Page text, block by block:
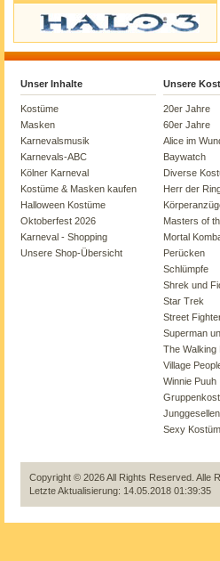
Unser Inhalte
Kostüme
Masken
Karnevalsmusik
Karnevals-ABC
Kölner Karneval
Kostüme & Masken kaufen
Halloween Kostüme
Oktoberfest 2026
Karneval - Shopping
Unsere Shop-Übersicht
Unsere
20er Jahre
60er Jahre
Alice im
Baywatch
Diverse
Herr der
Masters of
Mortal
Perücken
Schlümpfe
Shrek und
Star Trek
Street
Superman
The Walking
Village
Winnie Puuh
Sexy
Copyright © 2026 All Rights Reserved. Alle
Letzte Aktualisierung: 14.05.2018 01:39:35